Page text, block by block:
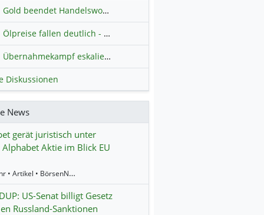
Gold beendet Handelswoche mit Knall: Barrick Mining – Ist diese Aktie wieder ein Kauf?
Ölpreise fallen deutlich - Fortschritte zwischen USA und Iran belasten
Übernahmekampf eskaliert: Wird die Commerzbank italienisch?
Diskussionen
News
gerät juristisch unter
Aktie im Blick EU
13:52 Uhr • Artikel • BörsenNEWS.de
US-Senat billigt Gesetz
Russland-Sanktionen